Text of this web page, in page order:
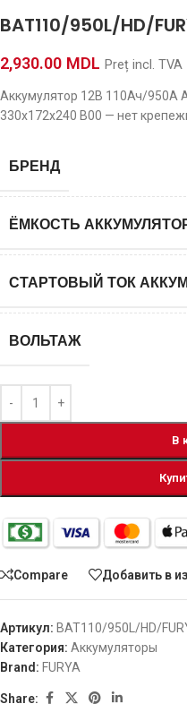
BAT110/950L/HD/
2,930.00 MDL Preț incl. TVA
Аккумулятор 12В 110Ач/950A
330x172x240 B00 — нет
БРЕНД
ЁМКОСТЬ
СТАРТОВЫЙ ТОК
ВОЛЬТАЖ
В
Compare Добавить в
Артикул: BAT110/950L/HD/
Категория: Аккумуляторы
Brand: FURYA
Share: